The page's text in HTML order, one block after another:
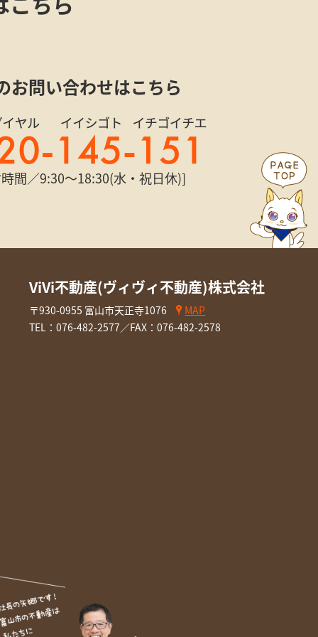
お問い合わせはこちら
間／9:30〜18:30(水・祝日休)]
ViVi不動産(ヴィヴィ不動産)株式会社
〒930-0955 富山市天正寺1076
MAP
TEL：076-482-2577／FAX：076-482-2578